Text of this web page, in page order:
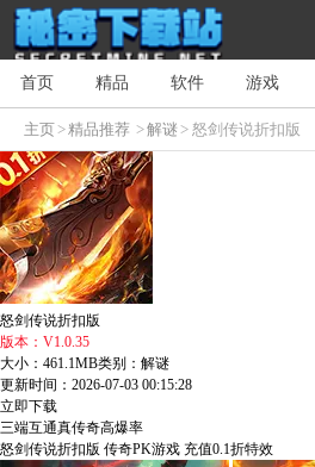
首页 精品 软件 游戏
主页>精品推荐 >解谜> 怒剑传说折扣版
怒剑传说折扣版
版本：V1.0.35
大小：461.1MB类别：解谜
更新时间：2026-07-03 00:15:28
立即下载
三端互通真传奇高爆率
怒剑传说折扣版 传奇PK游戏 充值0.1折特效